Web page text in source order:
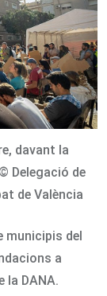
davant la
Delegació de
de València
municipis del
a
la DANA.